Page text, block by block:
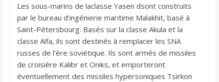
Les sous-marins de laclasse Yasen dsont construits
par le bureau d’ingénierie maritime Malakhit, basé à
Saint-Pétersbourg. Basés sur la classe Akula et la
classe Alfa, ils sont destinés à remplacer les SNA
russes de l’ère soviétique. Ils sont armés de missiles
de croisière Kalibr et Oniks, et emporteront
éventuellement des missiles hypersoniques Tsirkon